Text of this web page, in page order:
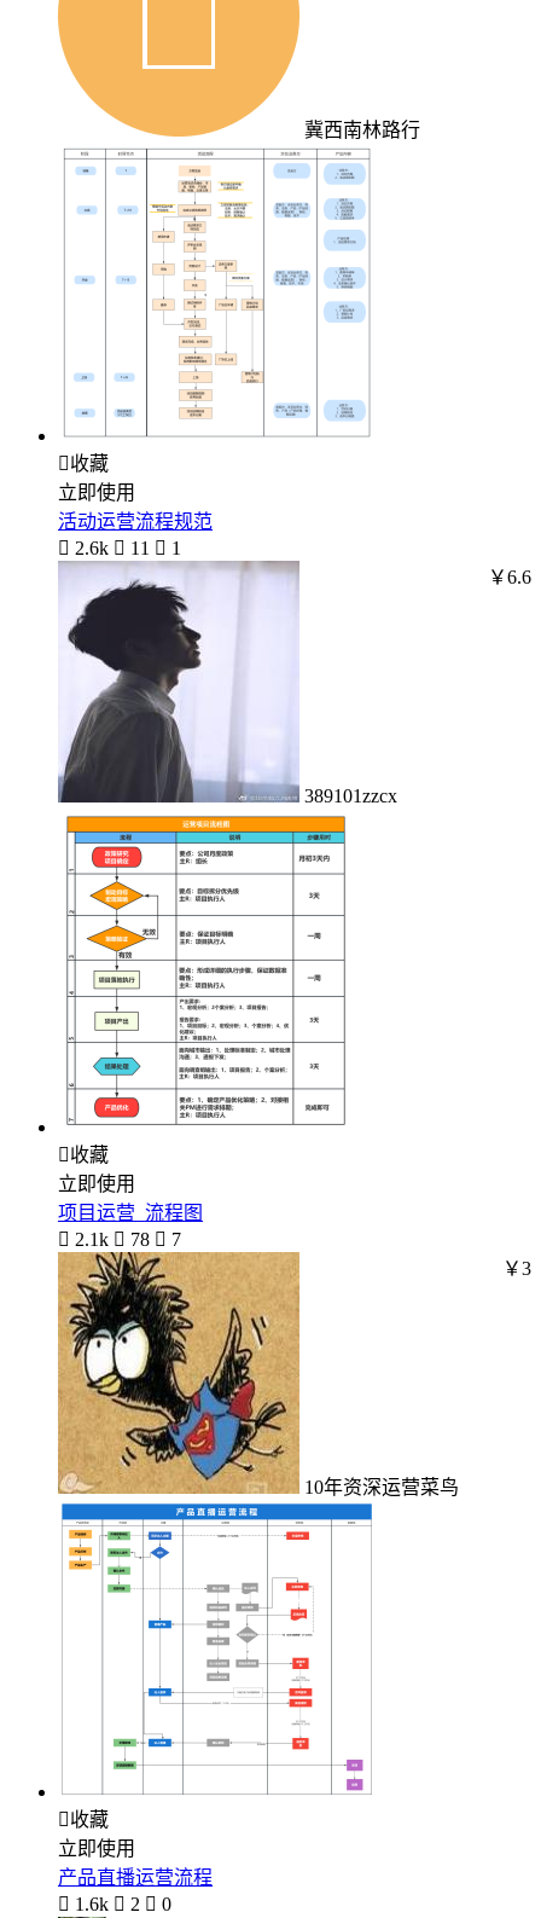
冀西南林路行
收藏
立即使用
活动运营流程规范
 2.6k  11  1
389101zzcx
￥6.6
收藏
立即使用
项目运营_流程图
 2.1k  78  7
10年资深运营菜鸟
￥3
收藏
立即使用
产品直播运营流程
 1.6k  2  0